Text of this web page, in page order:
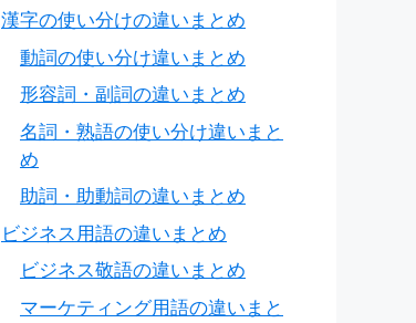
漢字の使い分けの違いまとめ
動詞の使い分け違いまとめ
形容詞・副詞の違いまとめ
名詞・熟語の使い分け違いまと
め
助詞・助動詞の違いまとめ
ビジネス用語の違いまとめ
ビジネス敬語の違いまとめ
マーケティング用語の違いまと